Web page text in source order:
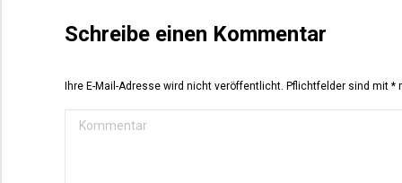
Schreibe einen Kommentar
Ihre E-Mail-Adresse wird nicht veröffentlicht. Pflichtfelder sind mit *
Kommentar